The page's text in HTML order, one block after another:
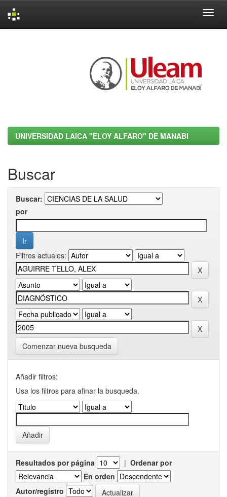
UNIVERSIDAD LAICA "ELOY ALFARO" DE MANABI
Buscar
Buscar:
por
Filtros actuales:
Comenzar nueva busqueda
Añadir filtros:
Usa los filtros para afinar la busqueda.
Resultados por página | Ordenar por
En orden
Autor/registro